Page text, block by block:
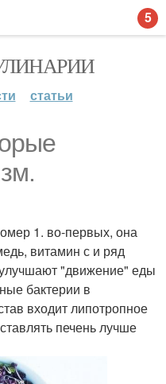
статьи
1. во-первых, она
витамин с и ряд
"движение" еды
бактерии в
входит липотропное
печень лучше
5